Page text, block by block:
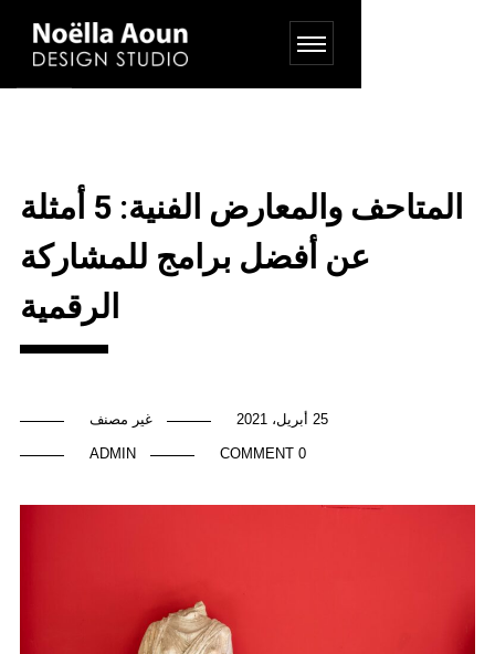
المتاحف والمعارض الفنية: 5 أمثلة
عن أفضل برامج للمشاركة
الرقمية
25 أبريل، 2021 غير مصنف
0 COMMENT
ADMIN